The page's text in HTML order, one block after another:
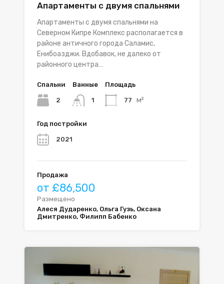
Апартаменты с двумя спальнями
Апартаменты с двумя спальнями на
Северном Кипре Комплекс располагается в
районе античного города Саламис,
Енибоазджи. Вдобавок, не далеко от
районного центра…
Спальни
2
Ванные
1
Площадь
77 м²
Год постройки
2021
Продажа
от £86,500
Размещено
Алеся Дударенко, Ольга Гузь, Оксана
Дмитренко, Филипп Бабенко